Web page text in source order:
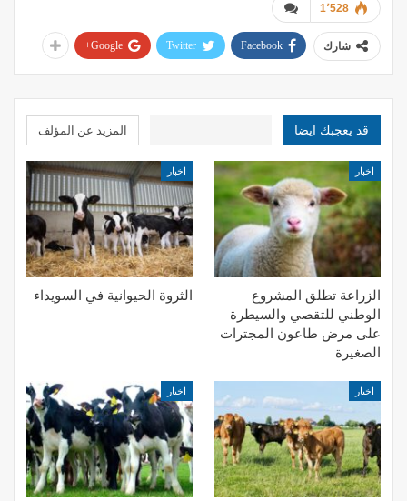
1٬528
شارك Facebook
Twitter
Google+
قد يعجبك ايضا المزيد عن المؤلف
اخبار
الزراعة تطلق المشروع
الوطني للتقصي والسيطرة
على مرض طاعون المجترات
الصغيرة
اخبار
الثروة الحيوانية في السويداء
اخبار اخبار